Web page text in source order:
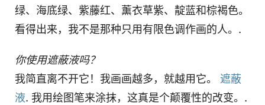
绿、海底绿、紫藤红、薰衣草紫、靛蓝和棕褐色。
看得出来，我不是那种只用有限色调作画的人。.
你使用遮蔽液吗？
我简直离不开它！我画画越多，就越用它。 遮蔽
液. 我用绘图笔来涂抹，这真是个颠覆性的改变。.